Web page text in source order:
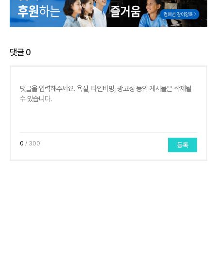
댓글0
0 / 300 등록